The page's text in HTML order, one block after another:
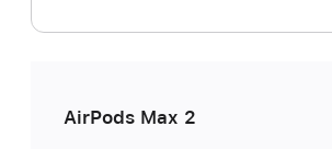
AirPods Max 2